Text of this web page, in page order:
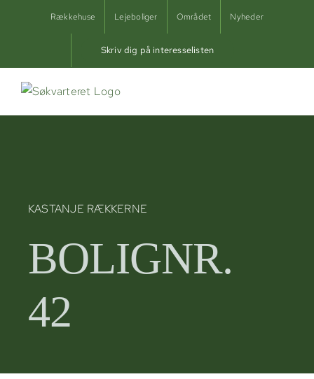
Rækkehuse Lejeboliger Området Nyheder
Skriv dig på interesselisten
KASTANJE RÆKKERNE
BOLIGNR.
42